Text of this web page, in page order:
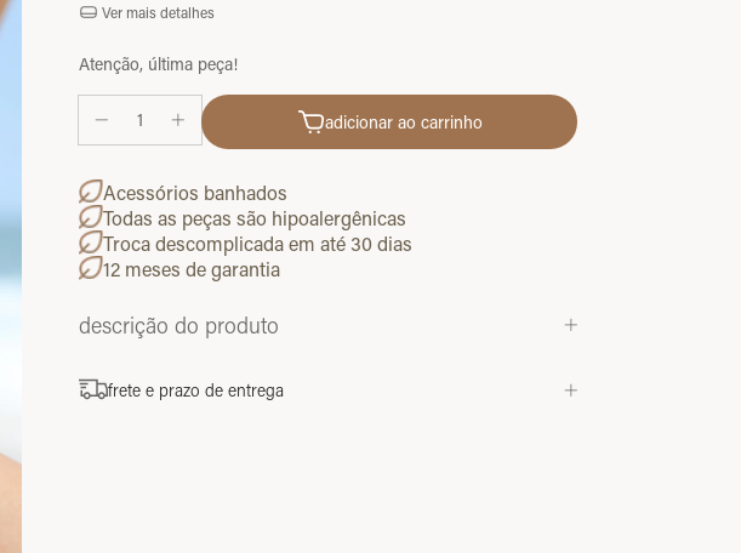
Ver mais detalhes
Atenção, última peça!
adicionar ao carrinho
Acessórios banhados
Todas as peças são hipoalergênicas
Troca descomplicada em até 30 dias
12 meses de garantia
descrição do produto
frete e prazo de entrega